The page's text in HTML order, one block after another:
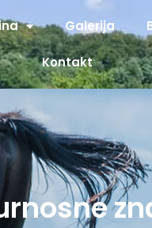
Galerija
Kontakt